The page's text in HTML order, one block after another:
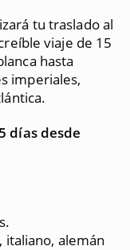
tu traslado al
viaje de 15
hasta
imperiales,
días desde
italiano, alemán